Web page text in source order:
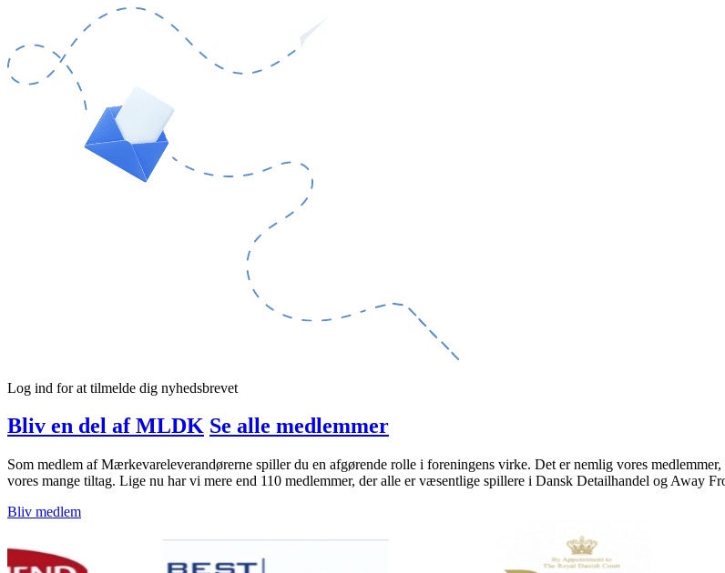
Log ind for at tilmelde dig nyhedsbrevet
Bliv en del af MLDK Se alle medlemmer
Som medlem af Mærkevareleverandørerne spiller du en afgørende rolle i foreningens virke. Det er nemlig vores
vores mange tiltag. Lige nu har vi mere end 110 medlemmer, der alle er væsentlige spillere i Dansk Detailhandel og Away
Bliv medlem